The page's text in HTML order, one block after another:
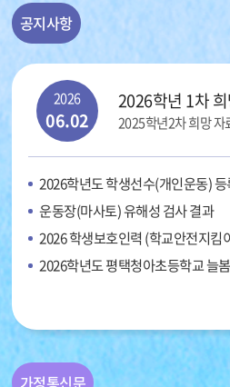
공지사항
2026
06.02
2026학년도 학생선수(개인운동) 등록
운동장(마사토) 유해성 검사 결과
2026 학생보호인력 (학교안전지킴이) 자원
2026학년도 평택청아초등학교 늘봄 초1-2맞춤형 개인위탁
가정통신문